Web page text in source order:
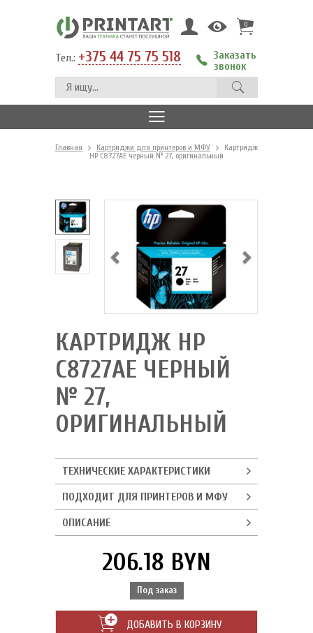
0
Тел.: +375 44 75 75 518
Заказать
звонок
Главная Картриджи для принтеров и МФУ
Картридж
HP C8727AE черный № 27, оригинальный
КАРТРИДЖ HP
C8727AE ЧЕРНЫЙ
№ 27,
ОРИГИНАЛЬНЫЙ
ТЕХНИЧЕСКИЕ ХАРАКТЕРИСТИКИ
ПОДХОДИТ ДЛЯ ПРИНТЕРОВ И МФУ
ОПИСАНИЕ
206.18 BYN
Под заказ
ДОБАВИТЬ В КОРЗИНУ